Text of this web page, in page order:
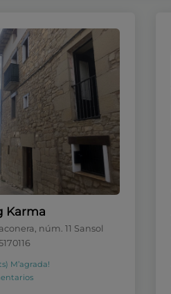
Karma
núm. 11 Sansol
M’agrada!